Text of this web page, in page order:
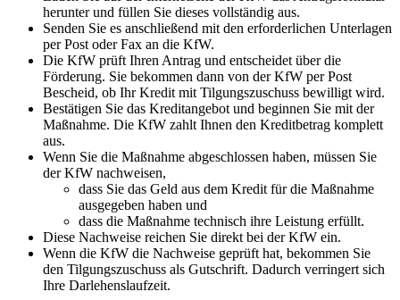
herunter und füllen Sie dieses vollständig aus.
Senden Sie es anschließend mit den erforderlichen Unterlagen
per Post oder Fax an die KfW.
Die KfW prüft Ihren Antrag und entscheidet über die
Förderung. Sie bekommen dann von der KfW per Post
Bescheid, ob Ihr Kredit mit Tilgungszuschuss bewilligt wird.
Bestätigen Sie das Kreditangebot und beginnen Sie mit der
Maßnahme. Die KfW zahlt Ihnen den Kreditbetrag komplett
aus.
Wenn Sie die Maßnahme abgeschlossen haben, müssen Sie
der KfW nachweisen,
dass Sie das Geld aus dem Kredit für die Maßnahme
ausgegeben haben und
dass die Maßnahme technisch ihre Leistung erfüllt.
Diese Nachweise reichen Sie direkt bei der KfW ein.
Wenn die KfW die Nachweise geprüft hat, bekommen Sie
den Tilgungszuschuss als Gutschrift. Dadurch verringert sich
Ihre Darlehenslaufzeit.